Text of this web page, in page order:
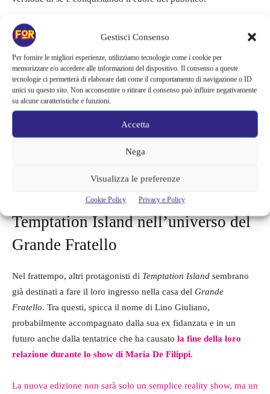
Gestisci Consenso
Per fornire le migliori esperienze, utilizziamo tecnologie come i cookie per
memorizzare e/o accedere alle informazioni del dispositivo. Il consenso a queste
tecnologie ci permetterà di elaborare dati come il comportamento di navigazione o ID
unici su questo sito. Non acconsentire o ritirare il consenso può influire negativamente
su alcune caratteristiche e funzioni.
Accetta
Nega
Visualizza le preferenze
Cookie Policy Privacy e Policy
Temptation Island nell’universo del
Grande Fratello
Nel frattempo, altri protagonisti di Temptation Island sembrano
già destinati a fare il loro ingresso nella casa del Grande
Fratello. Tra questi, spicca il nome di Lino Giuliano,
probabilmente accompagnato dalla sua ex fidanzata e in un
futuro anche dalla tentatrice che ha causato la fine della loro
relazione durante lo show di Maria De Filippi.
La nuova edizione non sarà solo un semplice reality show, ma un